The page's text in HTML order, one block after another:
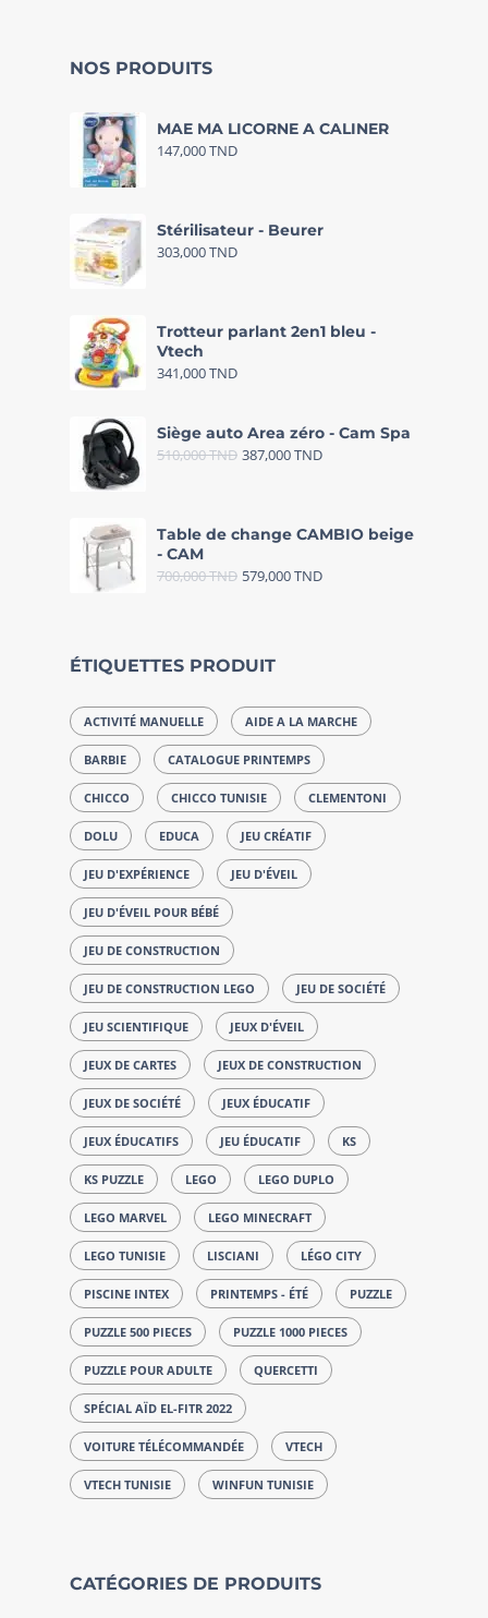
NOS PRODUITS
MAE MA LICORNE A CALINER
147,000TND
Stérilisateur - Beurer
303,000TND
Trotteur parlant 2en1 bleu -
Vtech
341,000TND
Siège auto Area zéro - Cam Spa
510,000TND 387,000TND
Table de change CAMBIO beige
- CAM
700,000TND 579,000TND
ÉTIQUETTES PRODUIT
ACTIVITÉ MANUELLE AIDE A LA MARCHE
BARBIE CATALOGUE PRINTEMPS
CHICCO CHICCO TUNISIE CLEMENTONI
DOLU EDUCA JEU CRÉATIF
JEU D'EXPÉRIENCE JEU D'ÉVEIL
JEU D'ÉVEIL POUR BÉBÉ
JEU DE CONSTRUCTION
JEU DE CONSTRUCTION LEGO JEU DE SOCIÉTÉ
JEU SCIENTIFIQUE JEUX D'ÉVEIL
JEUX DE CARTES JEUX DE CONSTRUCTION
JEUX DE SOCIÉTÉ JEUX ÉDUCATIF
JEUX ÉDUCATIFS JEU ÉDUCATIF KS
KS PUZZLE LEGO LEGO DUPLO
LEGO MARVEL LEGO MINECRAFT
LEGO TUNISIE LISCIANI LÉGO CITY
PISCINE INTEX PRINTEMPS - ÉTÉ PUZZLE
PUZZLE 500 PIECES PUZZLE 1000 PIECES
PUZZLE POUR ADULTE QUERCETTI
SPÉCIAL AÏD EL-FITR 2022
VOITURE TÉLÉCOMMANDÉE VTECH
VTECH TUNISIE WINFUN TUNISIE
CATÉGORIES DE PRODUITS